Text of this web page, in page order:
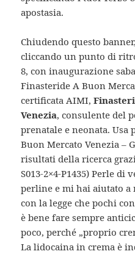
apostasia.
Chiudendo questo
cliccando un punto di
8, con inaugurazione
Finasteride A Buon
certificata AIMI,
Venezia, consulente del
prenatale e neonata. Usa
Buon Mercato Venezia –
risultati della ricerca
S013-2×4-P1435) Perle
perline e mi hai aiutato a
con la legge che pochi
è bene fare sempre
poco, perché „proprio
La lidocaina in crema è